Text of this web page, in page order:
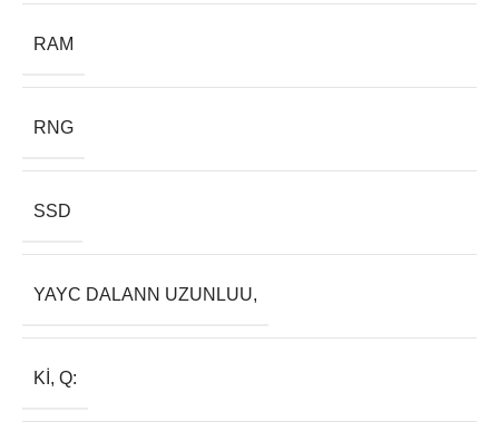
RAM
RNG
SSD
YAYC DALANN UZUNLUU,
KI, Q: